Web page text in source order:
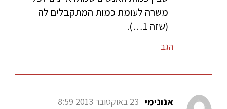
משרה לעומת כמות המתקבלים לה
(שזה 1…).
הגב
אנונימי 23 באוקטובר 2013 8:59